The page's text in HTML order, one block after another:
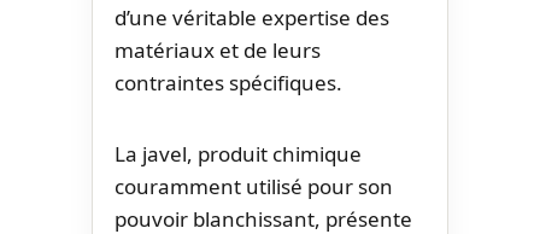
d’une véritable expertise des
matériaux et de leurs
contraintes spécifiques.
La javel, produit chimique
couramment utilisé pour son
pouvoir blanchissant, présente